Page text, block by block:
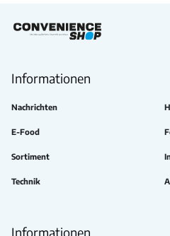
Informationen
Nachrichten
E-Food
Sortiment
Technik
Informationen